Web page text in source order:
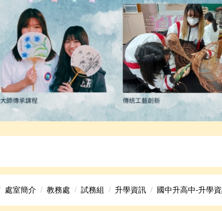
高中美術班招生資訊。
處室簡介 教務處 試務組 升學資訊 國中升高中-升學